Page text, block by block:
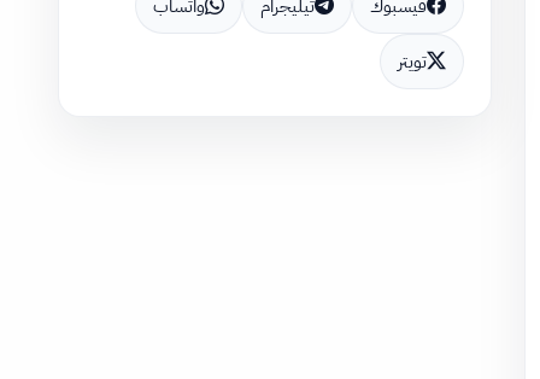
فيسبوك تيليجرام واتساب
تويتر